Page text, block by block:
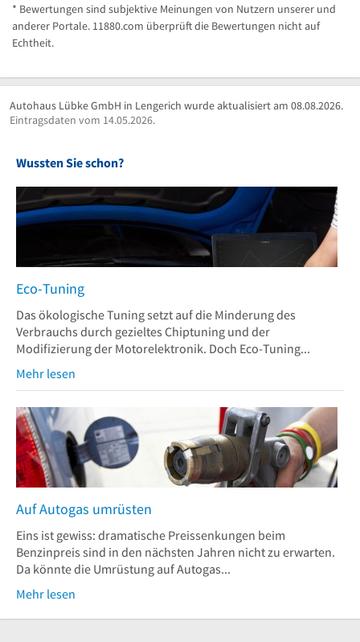
* Bewertungen sind subjektive Meinungen von Nutzern unserer und
anderer Portale. 11880.com überprüft die Bewertungen nicht auf
Echtheit.
Autohaus Lübke GmbH in Lengerich wurde aktualisiert am 08.08.2026.
Eintragsdaten vom 14.05.2026.
Wussten Sie schon?
Eco-Tuning
Das ökologische Tuning setzt auf die Minderung des
Verbrauchs durch gezieltes Chiptuning und der
Modifizierung der Motorelektronik. Doch Eco-Tuning...
Mehr lesen
Auf Autogas umrüsten
Eins ist gewiss: dramatische Preissenkungen beim
Benzinpreis sind in den nächsten Jahren nicht zu erwarten.
Da könnte die Umrüstung auf Autogas...
Mehr lesen